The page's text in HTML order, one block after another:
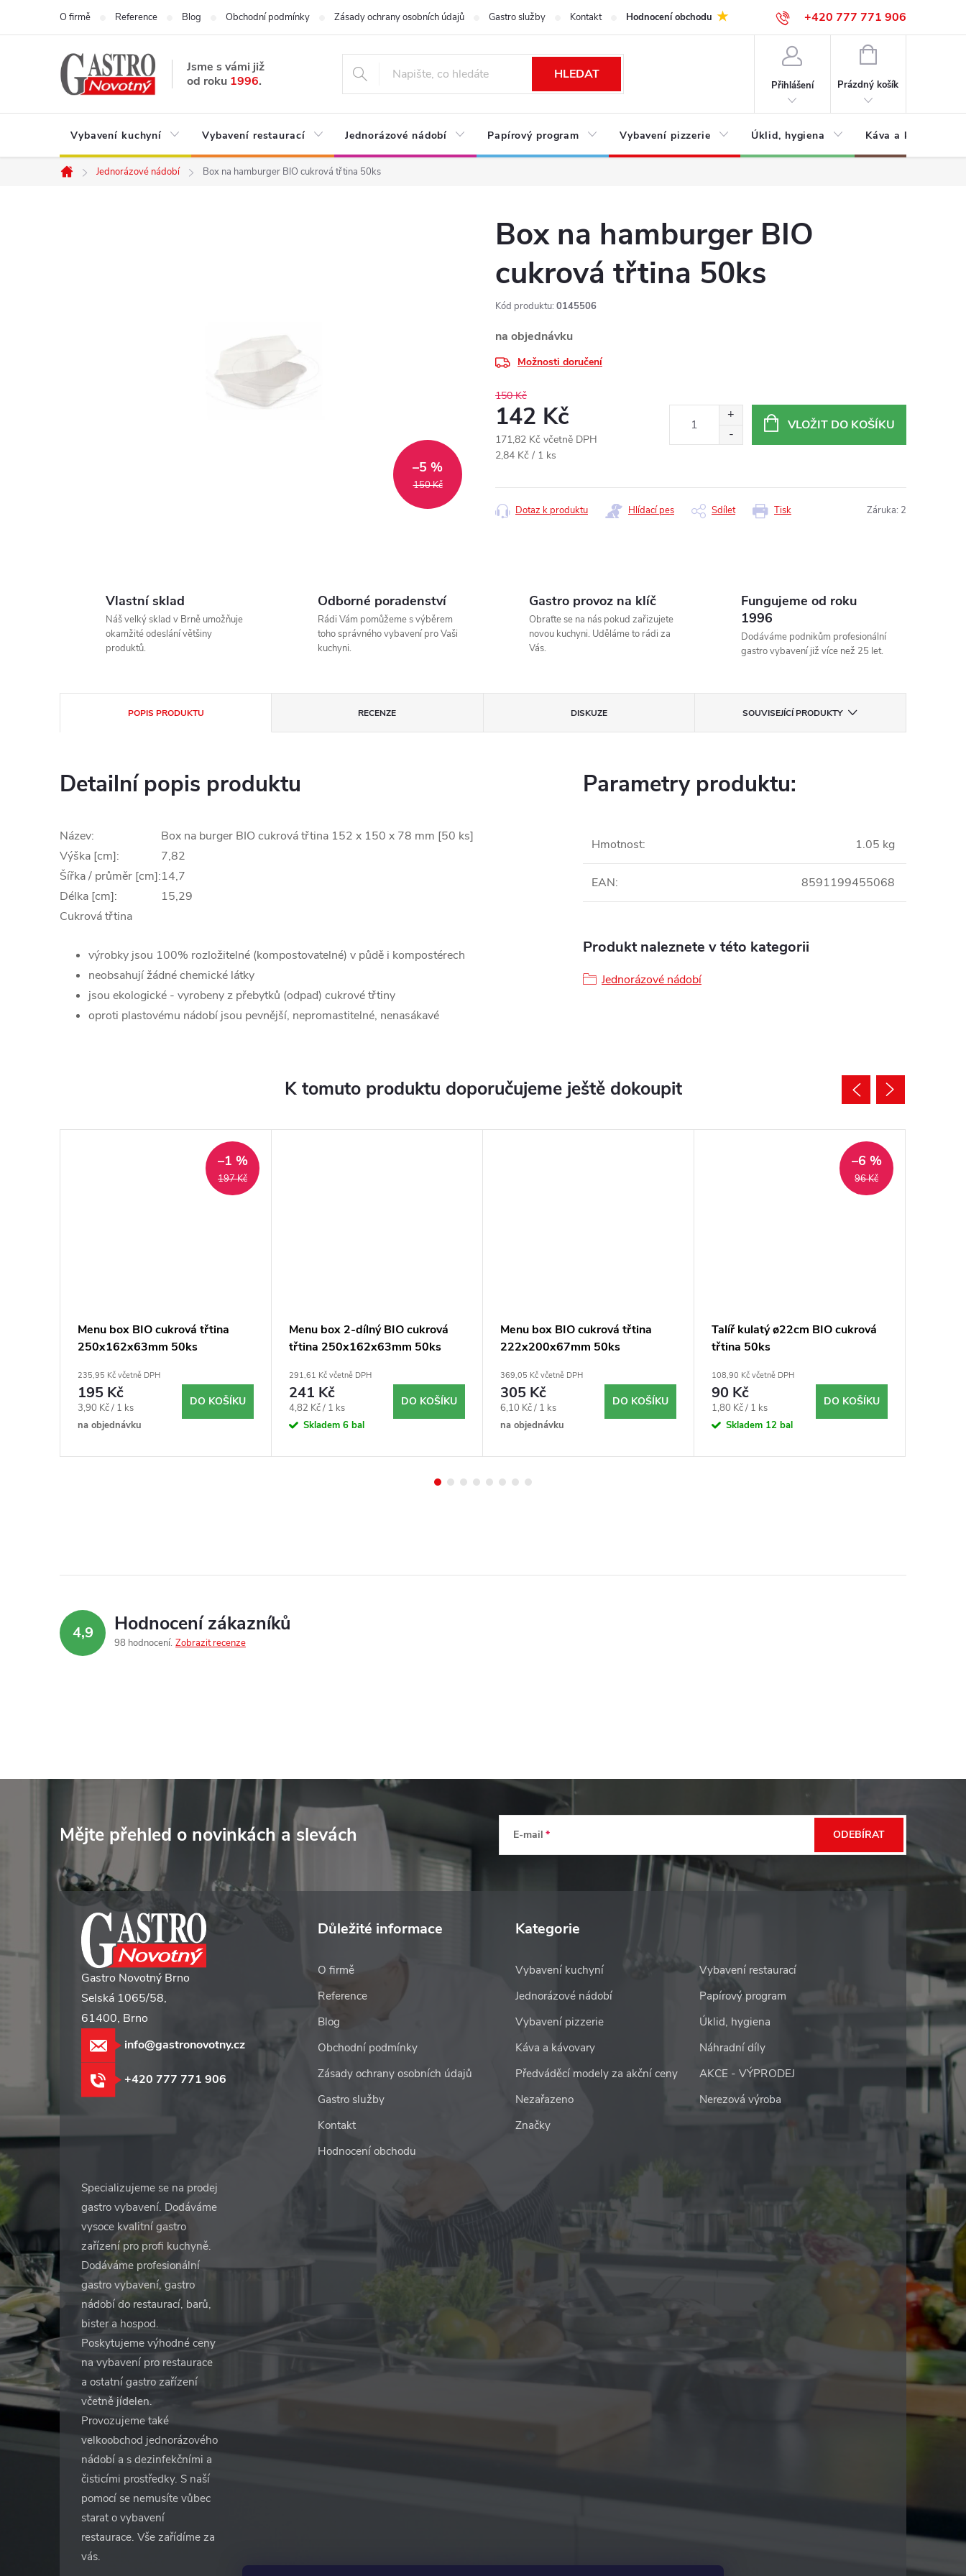
+420 777 771 906
O firmě Reference Blog Obchodní podmínky Zásady ochrany osobních údajů Gastro služby Kontakt Hodnocení obchodu
Jsme s vámi již
od roku 1996. HLEDAT
Přihlášení
NÁKUPNÍ
Prázdný košík
Vybavení kuchyní Vybavení restaurací Jednorázové nádobí Papírový program Vybavení pizzerie Úklid, hygiena Káva a kávovary
Domů
Jednorázové nádobí Box na hamburger BIO cukrová třtina 50ks
150 Kč
–5 %
Box na hamburger BIO
cukrová třtina 50ks
Kód produktu: 0145506
na objednávku
Možnosti doručení
150 Kč
142 Kč
171,82 Kč včetně DPH
Měrná
2,84 Kč / 1 ks
VLOŽIT DO KOŠÍKU
Tisk
Dotaz k produktu Hlídací pes Sdílet Záruka: 2
Vlastní sklad
Náš velký sklad v Brně umožňuje
okamžité odeslání většiny
produktů.
Odborné poradenství
Rádi Vám pomůžeme s výběrem
toho správného vybavení pro Vaši
kuchyni.
Gastro provoz na klíč
Obraťte se na nás pokud zařizujete
novou kuchyni. Uděláme to rádi za
Vás.
Fungujeme od roku
1996
Dodáváme podnikům profesionální
gastro vybavení již více než 25 let.
POPIS PRODUKTU RECENZE DISKUZE SOUVISEJÍCÍ PRODUKTY
Detailní popis produktu
Název:
Box na burger BIO cukrová třtina 152 x 150 x 78 mm [50 ks]
Výška [cm]:
7,82
Šířka / průměr [cm]:14,7
Délka [cm]:
15,29
Cukrová třtina
výrobky jsou 100% rozložitelné (kompostovatelné) v půdě i kompostérech
neobsahují žádné chemické látky
jsou ekologické - vyrobeny z přebytků (odpad) cukrové třtiny
oproti plastovému nádobí jsou pevnější, nepromastitelné, nenasákavé
Parametry produktu:
Hmotnost: 1.05 kg
EAN: 8591199455068
Produkt naleznete v této kategorii
Jednorázové nádobí
K tomuto produktu doporučujeme ještě dokoupit
197 Kč
–1 %
Menu box BIO cukrová třtina
250x162x63mm 50ks
235,95 Kč včetně DPH
195 Kč
Měrná
cena:
3,90 Kč / 1 ks
na objednávku
DO KOŠÍKU
Menu box 2-dílný BIO cukrová
třtina 250x162x63mm 50ks
291,61 Kč včetně DPH
241 Kč
Měrná
cena:
4,82 Kč / 1 ks
Skladem 6 bal
DO KOŠÍKU
Menu box BIO cukrová třtina
222x200x67mm 50ks
369,05 Kč včetně DPH
305 Kč
Měrná
cena:
6,10 Kč / 1 ks
na objednávku
DO KOŠÍKU
96 Kč
–6 %
Talíř kulatý ø22cm BIO cukrová
třtina 50ks
108,90 Kč včetně DPH
90 Kč
Měrná
cena:
1,80 Kč / 1 ks
Skladem 12 bal
DO KOŠÍKU
4,9 Hodnocení zákazníků
98 hodnocení Zobrazit recenze
Mějte přehled o novinkácha slevách E-mail ODEBÍRAT
Gastro Novotný Brno
Selská 1065/58,
61400, Brno
info@gastronovotny.cz
+420 777 771 906
Důležité informace
O firmě
Reference
Blog
Obchodní podmínky
Zásady ochrany osobních údajů
Gastro služby
Kontakt
Hodnocení obchodu
Kategorie
Vybavení kuchyní
Vybavení restaurací
Jednorázové nádobí
Papírový program
Vybavení pizzerie
Úklid, hygiena
Káva a kávovary
Náhradní díly
Předváděcí modely za akční ceny
AKCE - VÝPRODEJ
Nezařazeno
Nerezová výroba
Značky
Specializujeme se na prodej
gastro vybavení. Dodáváme
vysoce kvalitní gastro
zařízení pro profi kuchyně.
Dodáváme profesionální
gastro vybavení, gastro
nádobí do restaurací, barů,
bister a hospod.
Poskytujeme výhodné ceny
na vybavení pro restaurace
a ostatní gastro zařízení
včetně jídelen.
Provozujeme také
velkoobchod jednorázového
nádobí a s dezinfekčními a
čisticími prostředky. S naší
pomocí se nemusíte vůbec
starat o vybavení
restaurace. Vše zařídíme za
vás.